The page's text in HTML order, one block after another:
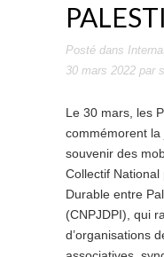
Posté dans
30 mars 2022 par
Le 30 mars, les
commémorent la
souvenir des
Collectif
Durable entre
(CNPJDPI), qui
d’organisations